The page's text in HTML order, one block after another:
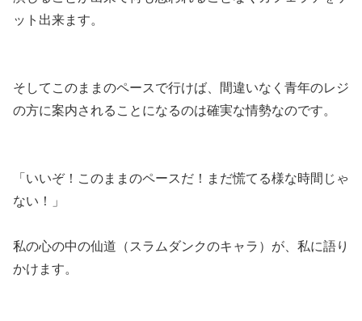
ット出来ます。
そしてこのままのペースで行けば、間違いなく青年のレジ
の方に案内されることになるのは確実な情勢なのです。
「いいぞ！このままのペースだ！まだ慌てる様な時間じゃ
ない！」
私の心の中の仙道（スラムダンクのキャラ）が、私に語り
かけます。